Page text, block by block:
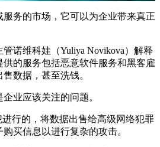
务的市场，它可以为企业带来真正
诺维科娃（Yuliya Novikova）解释
的服务包括恶意软件服务和黑客雇
数据，甚至洗钱。
业应该关注的问题。
行的，将数据出售给高级网络犯罪
买信息以进行复杂的攻击。